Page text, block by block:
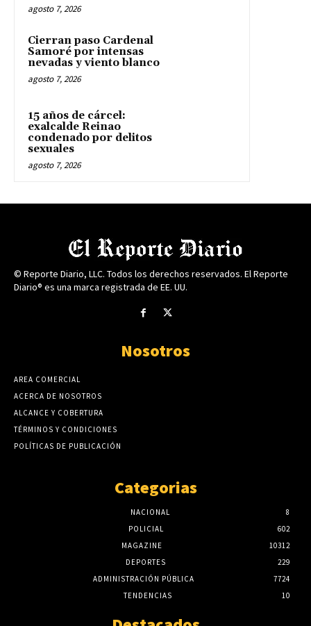
agosto 7, 2026
Cierran paso Cardenal
Samoré por intensas
nevadas y viento blanco
agosto 7, 2026
15 años de cárcel:
exalcalde Reinao
condenado por delitos
sexuales
agosto 7, 2026
© Reporte Diario, LLC. Todos los derechos reservados. El Reporte
Diario® es una marca registrada de EE. UU.
Nosotros
AREA COMERCIAL
ACERCA DE NOSOTROS
ALCANCE Y COBERTURA
TÉRMINOS Y CONDICIONES
POLÍTICAS DE PUBLICACIÓN
Categorias
NACIONAL
8
POLICIAL
602
MAGAZINE
10312
DEPORTES
229
ADMINISTRACIÓN PÚBLICA
7724
TENDENCIAS
10